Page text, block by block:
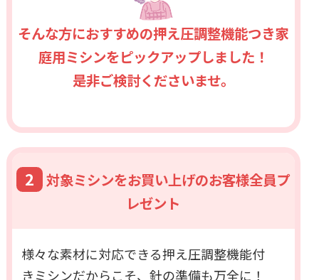
そんな方におすすめの押え圧調整機能つき家
庭用ミシンをピックアップしました！
是非ご検討くださいませ。
2
対象ミシンをお買い上げのお客様全員プ
レゼント
様々な素材に対応できる押え圧調整機能付
きミシンだからこそ、針の準備も万全に！